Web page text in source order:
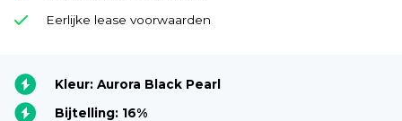
Eerlijke lease voorwaarden
Kleur: Aurora Black Pearl
Bijtelling: 16%